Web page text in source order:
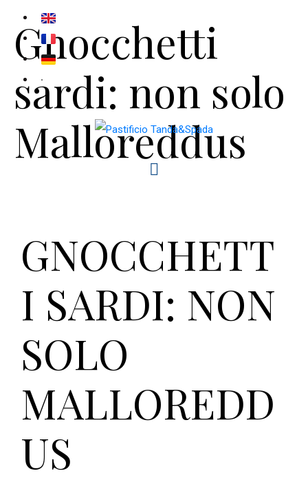
Gnocchetti
sardi: non solo
Malloreddus
GNOCCHETT
I SARDI: NON
SOLO
MALLOREDD
US